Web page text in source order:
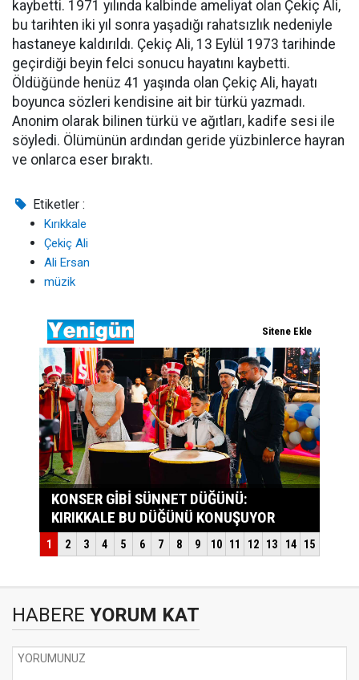
kaybetti. 1971 yılında kalbinde ameliyat olan Çekiç Ali,
bu tarihten iki yıl sonra yaşadığı rahatsızlık nedeniyle
hastaneye kaldırıldı. Çekiç Ali, 13 Eylül 1973 tarihinde
geçirdiği beyin felci sonucu hayatını kaybetti.
Öldüğünde henüz 41 yaşında olan Çekiç Ali, hayatı
boyunca sözleri kendisine ait bir türkü yazmadı.
Anonim olarak bilinen türkü ve ağıtları, kadife sesi ile
söyledi. Ölümünün ardından geride yüzbinlerce hayran
ve onlarca eser bıraktı.
Etiketler :
Kırıkkale
Çekiç Ali
Ali Ersan
müzik
HABERE YORUM KAT